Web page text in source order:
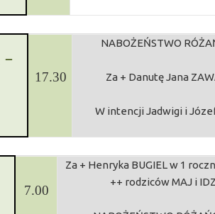
–
17.30
NABOŻEŃSTWO
Za + Danutę Jana
W intencji Jadwigi i
7.00
Za + Henryka BUGIEL w 1
++ rodziców MAJ i